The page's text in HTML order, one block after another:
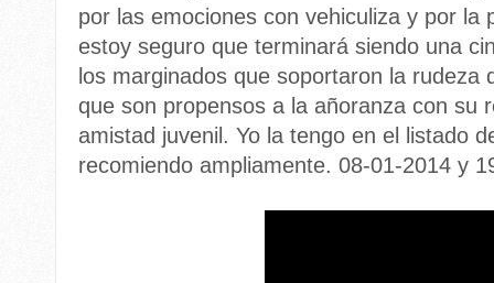
por las emociones con vehiculiza y por la
estoy seguro que terminará siendo una
los marginados que soportaron la rudeza
que son propensos a la añoranza con su
amistad juvenil. Yo la tengo en el listado
recomiendo ampliamente. 08-01-2014 y